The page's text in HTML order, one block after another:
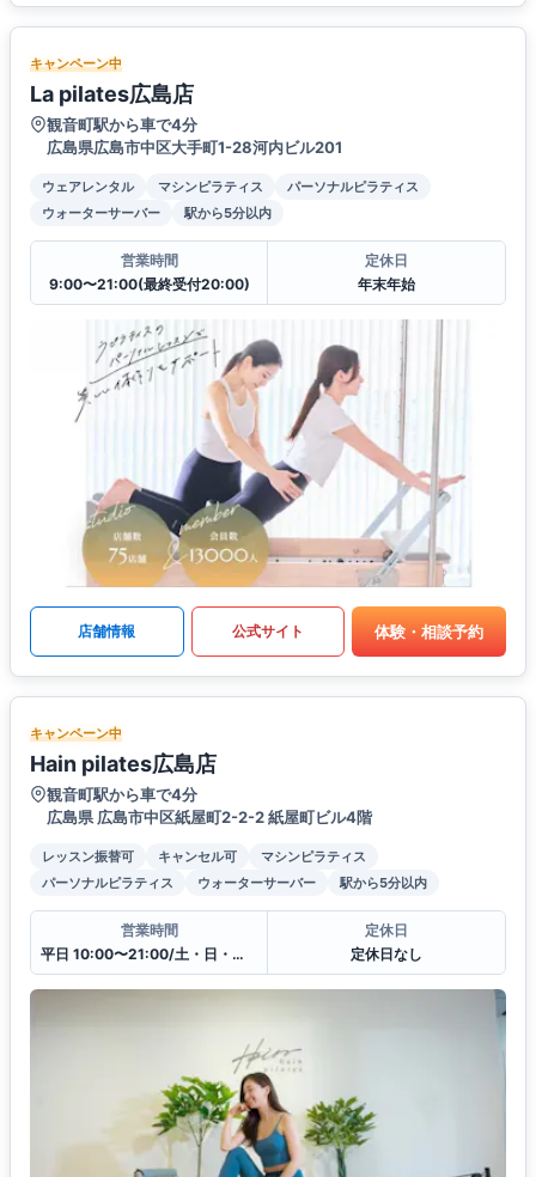
キャンペーン中
La pilates広島店
観音町駅から車で4分
広島県広島市中区大手町1-28河内ビル201
ウェアレンタル マシンピラティス
パーソナルピラティス
ウォーターサーバー
駅から5分以内
営業時間
9:00〜21:00(最終受付20:00)
定休日
年末年始
店舗情報 公式サイト 体験・相談予約
キャンペーン中
Hain pilates広島店
観音町駅から車で4分
広島県 広島市中区紙屋町2-2-2 紙屋町ビル4階
レッスン振替可 キャンセル可
マシンピラティス
パーソナルピラティス
ウォーターサーバー 駅から5分以内
営業時間
平日 10:00〜21:00/土・日・祝10:00〜19:00
定休日
定休日なし